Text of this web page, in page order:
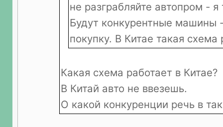
не разграбляйте автопром -
Будут конкурентные машины
покупку. В Китае такая схема
Какая схема работает в Китае?
В Китай авто не ввезешь.
О какой конкуренции речь в